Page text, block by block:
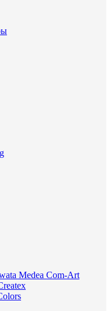
Medea Com-Art